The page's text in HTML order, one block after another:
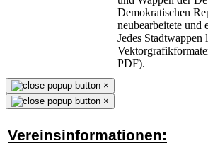
Demokratischen
neubearbeitete und
Jedes Stadtwappen
PDF).
×
×
Vereinsinformationen: